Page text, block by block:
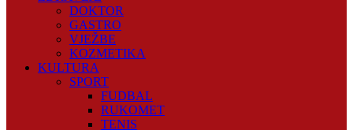
DOKTOR
GASTRO
VJEŽBE
KOZMETIKA
KULTURA
SPORT
FUDBAL
RUKOMET
TENIS